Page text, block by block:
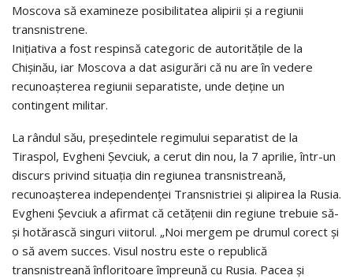
Moscova să examineze posibilitatea alipirii şi a regiunii
transnistrene.
Iniţiativa a fost respinsă categoric de autorităţile de la
Chişinău, iar Moscova a dat asigurări că nu are în vedere
recunoaşterea regiunii separatiste, unde deţine un
contingent militar.
La rândul său, preşedintele regimului separatist de la
Tiraspol, Evgheni Şevciuk, a cerut din nou, la 7 aprilie, într-un
discurs privind situaţia din regiunea transnistreană,
recunoaşterea independenţei Transnistriei şi alipirea la Rusia.
Evgheni Şevciuk a afirmat că cetăţenii din regiune trebuie să-
şi hotărască singuri viitorul. „Noi mergem pe drumul corect şi
o să avem succes. Visul nostru este o republică
transnistreană înfloritoare împreună cu Rusia. Pacea şi